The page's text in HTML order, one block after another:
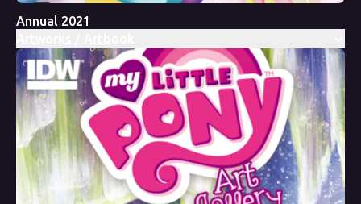
Annual 2021